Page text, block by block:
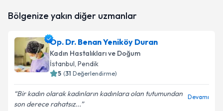
talebi oluşturun. Size bu uzmandan randevu almanız
bilgilendireceğiz.
E-posta Adresiniz
Kişisel verilerimin işlenmesine ilişkin
Bölgenize yakın diğer uzmanlar
Op. Dr. Benan Yeniköy Duran
Kadın Hastalıkları ve Doğum
İstanbul, Pendik
5 (31 Değerlendirme)
Bir kadın olarak kadınların kadınlara olan tutumundan
son derece rahatsız...
Devamı